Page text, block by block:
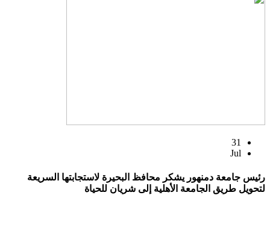
31
Jul
رئيس جامعة دمنهور يشكر محافظ البحيرة لاستجابتها السريعة
لتحويل طريق الجامعة الأهلية إلى شريان للحياة